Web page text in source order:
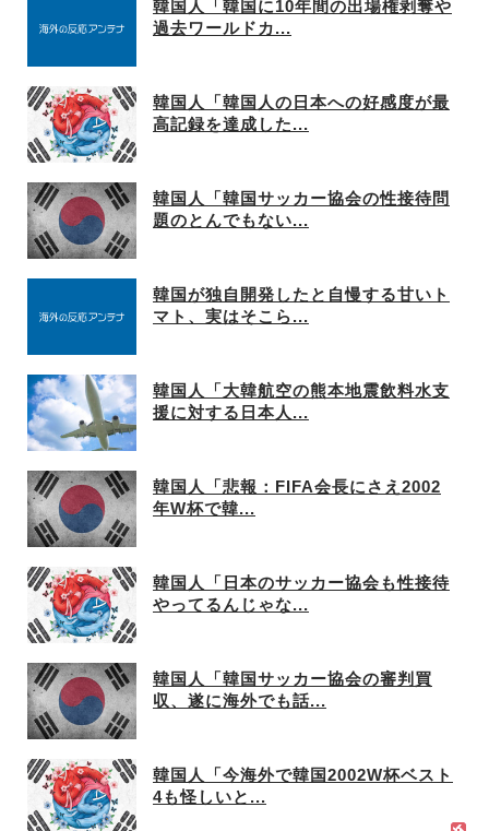
韓国人「韓国に10年間の出場権剥奪や
過去ワールドカ...
韓国人「韓国人の日本への好感度が最
高記録を達成した...
韓国人「韓国サッカー協会の性接待問
題のとんでもない...
韓国が独自開発したと自慢する甘いト
マト、実はそこら...
韓国人「大韓航空の熊本地震飲料水支
援に対する日本人...
韓国人「悲報：FIFA会長にさえ2002
年W杯で韓...
韓国人「日本のサッカー協会も性接待
やってるんじゃな...
韓国人「韓国サッカー協会の審判買
収、遂に海外でも話...
韓国人「今海外で韓国2002W杯ベスト
4も怪しいと...